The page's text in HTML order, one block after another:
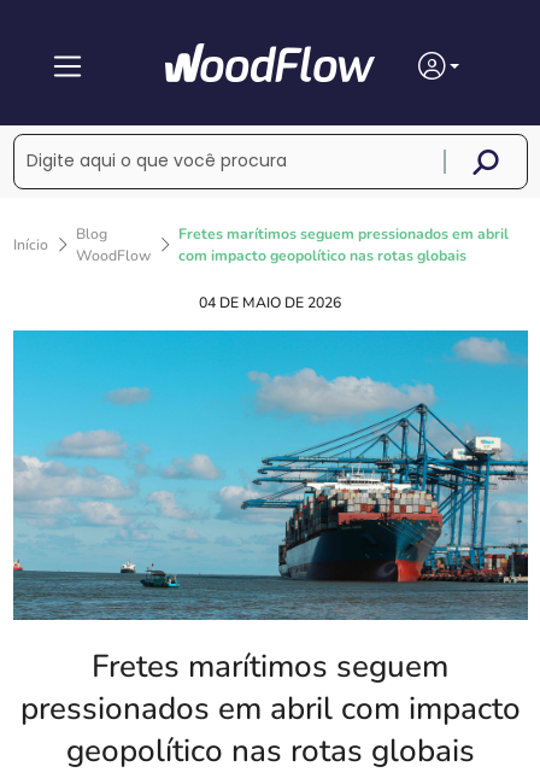
Início
Blog
WoodFlow
Fretes marítimos seguem pressionados em abril
com impacto geopolítico nas rotas globais
04 DE MAIO DE 2026
Fretes marítimos seguem
pressionados em abril com impacto
geopolítico nas rotas globais